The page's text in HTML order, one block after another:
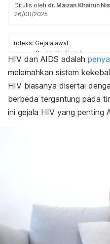
Ditulis oleh dr. Maizan Khairun
26/08/2025
Indeks: Gejala awal
Gejala stadium I
Gejala stadium II
Gejala stadium III
Gejala stadium IV
HIV dan AIDS adalah
melemahkan sistem
HIV biasanya disertai
berbeda tergantung pada
ini gejala HIV yang penting